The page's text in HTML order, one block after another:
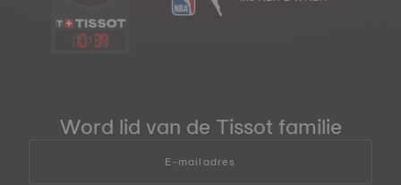
10: 39
Word lid van de Tissot familie
E-mailadres